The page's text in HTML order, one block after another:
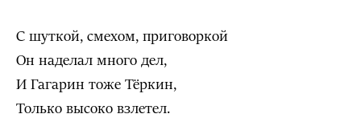
С шуткой, смехом, приговоркой
Он наделал много дел,
И Гагарин тоже Тёркин,
Только высоко взлетел.